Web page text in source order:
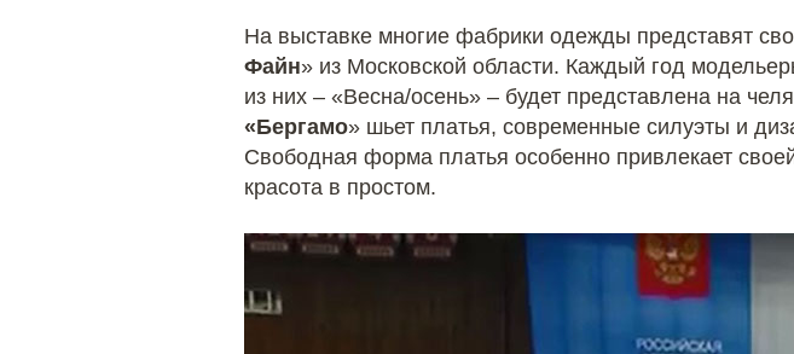
На выставке многие фабрики одежды представят
Файн» из Московской области. Каждый год
из них – «Весна/осень» – будет представлена на
«Бергамо» шьет платья, современные силуэты и
Свободная форма платья особенно привлекает
красота в простом.